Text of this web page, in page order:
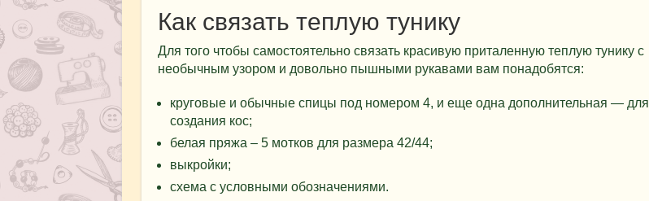
Как связать теплую тунику
Для того чтобы самостоятельно связать красивую приталенную теплую тунику с
необычным узором и довольно пышными рукавами вам понадобятся:
круговые и обычные спицы под номером 4, и еще одна дополнительная — для
создания кос;
белая пряжа – 5 мотков для размера 42/44;
выкройки;
схема с условными обозначениями.